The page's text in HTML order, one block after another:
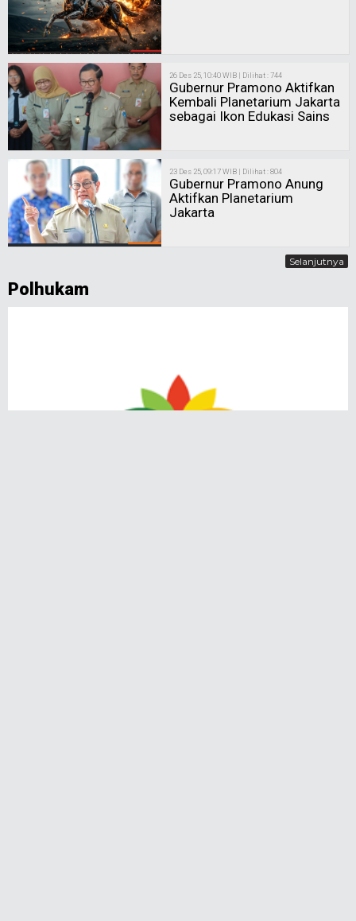
26 Des 25, 10:40 WIB | Dilihat : 744
Gubernur Pramono Aktifkan
Kembali Planetarium Jakarta
sebagai Ikon Edukasi Sains
23 Des 25, 09:17 WIB | Dilihat : 804
Gubernur Pramono Anung
Aktifkan Planetarium
Jakarta
Selanjutnya
Polhukam